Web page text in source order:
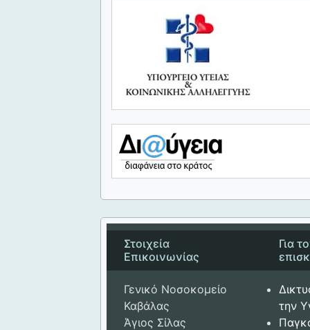
Στοιχεία
Επικοινωνίας
Γενικό Νοσοκομείο
Καβάλας
Άγιος Σίλας
Για
την